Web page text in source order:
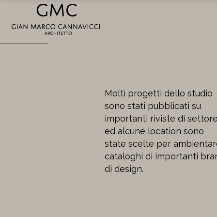
Molti progetti dello studio
sono stati pubblicati su
importanti riviste di settore
ed alcune location sono
state scelte per
cataloghi di importanti
di design.